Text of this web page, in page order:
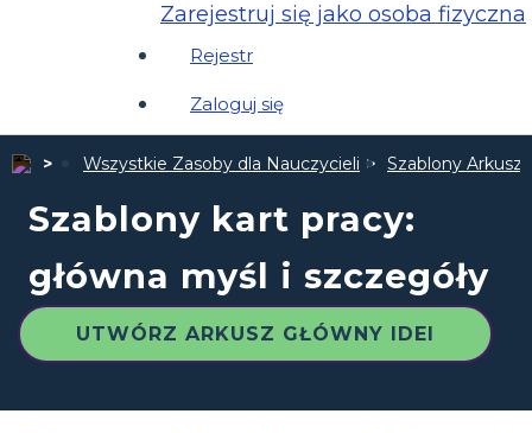
Zarejestruj się jako osoba fizyczna
Rejestr
Zaloguj się
Wszystkie Zasoby dla Nauczycieli Szablony
Szablony kart pracy:
główna myśl i szczegóły
UTWÓRZ ARKUSZ GŁÓWNY IDEI